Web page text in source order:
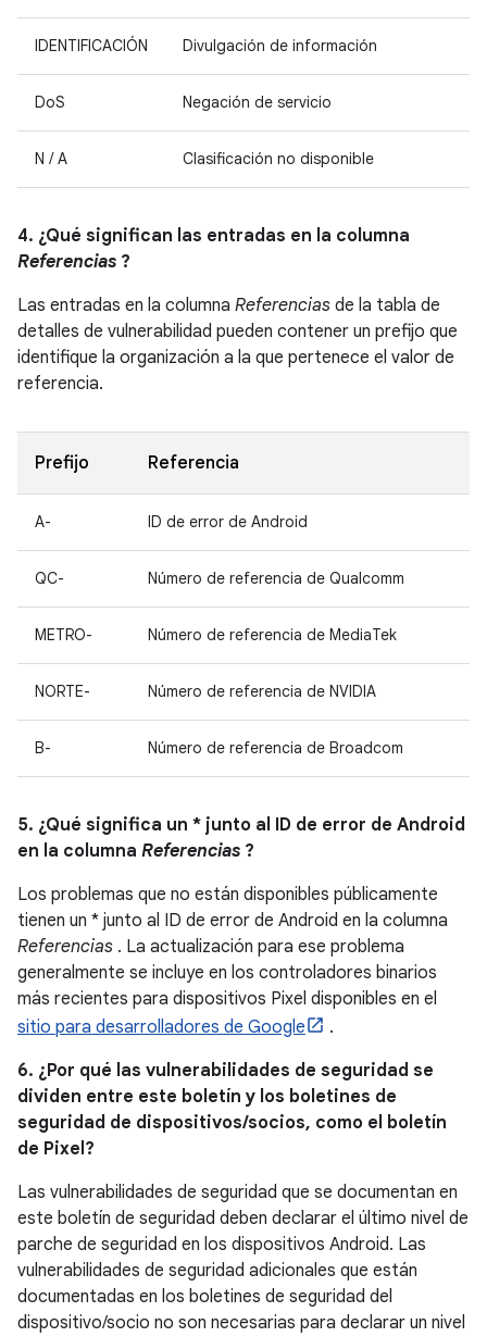
IDENTIFICACIÓN Divulgación de información
DoS Negación de servicio
N / A Clasificación no disponible
4. ¿Qué significan las entradas en la columna
Referencias ?
Las entradas en la columna Referencias de la tabla de
detalles de vulnerabilidad pueden contener un prefijo que
identifique la organización a la que pertenece el valor de
referencia.
Prefijo Referencia
A- ID de error de Android
QC- Número de referencia de Qualcomm
METRO- Número de referencia de MediaTek
NORTE- Número de referencia de NVIDIA
B- Número de referencia de Broadcom
5. ¿Qué significa un * junto al ID de error de Android
en la columna Referencias ?
Los problemas que no están disponibles públicamente
tienen un * junto al ID de error de Android en la columna
Referencias . La actualización para ese problema
generalmente se incluye en los controladores binarios
más recientes para dispositivos Pixel disponibles en el
sitio para desarrolladores de Google
.
6. ¿Por qué las vulnerabilidades de seguridad se
dividen entre este boletín y los boletines de
seguridad de dispositivos/socios, como el boletín
de Pixel?
Las vulnerabilidades de seguridad que se documentan en
este boletín de seguridad deben declarar el último nivel de
parche de seguridad en los dispositivos Android. Las
vulnerabilidades de seguridad adicionales que están
documentadas en los boletines de seguridad del
dispositivo/socio no son necesarias para declarar un nivel